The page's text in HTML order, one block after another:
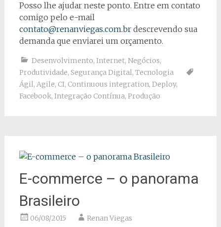
Posso lhe ajudar neste ponto. Entre em contato
comigo pelo e-mail
contato@renanviegas.com.brdescrevendo sua
demanda que enviarei um orçamento.
Desenvolvimento, Internet, Negócios,
Produtividade, Segurança Digital, Tecnologia
Ágil, Agile, CI, Continuous integration, Deploy,
Facebook, Integração Contínua, Produção
E-commerce – o panorama
Brasileiro
06/08/2015 Renan Viegas